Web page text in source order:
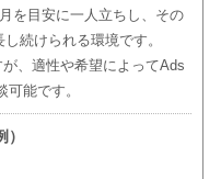
を目安に一人立ちし、その
続けられる環境です。
、適性や希望によってAds
能です。